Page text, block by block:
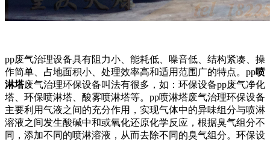
pp废气治理设备具有阻力小、能耗低、噪音低、结构紧凑、操
作简单、占地面积小、处理效率高和适用范围广的特点。pp喷
淋塔废气治理环保设备叫法有很多，如：环保设备pp废气净化
塔、环保喷淋塔、酸雾喷淋塔等。pp喷淋塔废气治理环保设备
主要利用气液之间的充分作用，实现气体中的异味组分与喷淋
溶液之间发生酸碱中和或氧化还原化学反应，根据臭气组分不
同，添加不同的喷淋溶液，从而去除不同的臭气组分。环保设